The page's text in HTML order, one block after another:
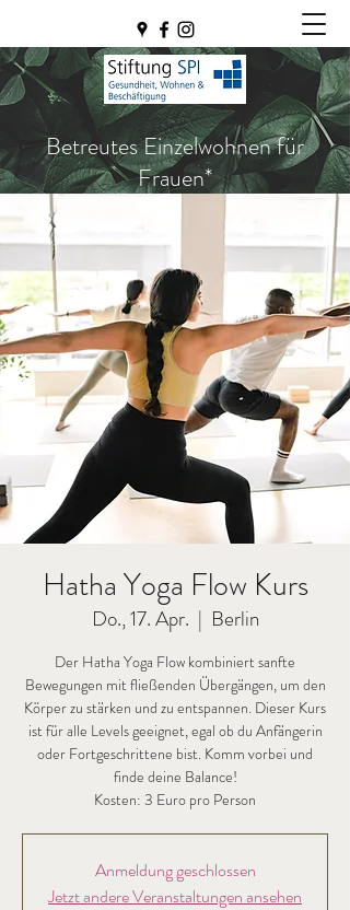
Betreutes Einzelwohnen für
Frauen*
Hatha Yoga Flow Kurs
Do., 17. Apr.
  |
Berlin
Der Hatha Yoga Flow kombiniert sanfte
Bewegungen mit fließenden Übergängen, um den
Körper zu stärken und zu entspannen. Dieser Kurs
ist für alle Levels geeignet, egal ob du Anfängerin
oder Fortgeschrittene bist. Komm vorbei und
finde deine Balance!
Kosten: 3 Euro pro Person
Anmeldung geschlossen
Jetzt andere Veranstaltungen ansehen